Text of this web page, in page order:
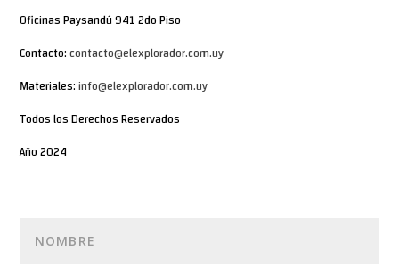
Oficinas Paysandú 941 2do Piso
Contacto:contacto@elexplorador.com.uy
Materiales:info@elexplorador.com.uy
Todos los Derechos Reservados
Año 2024